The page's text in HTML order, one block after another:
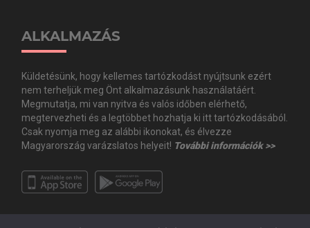
ALKALMAZÁS
Küldetésünk, hogy kellemes tartózkodást nyújtsunk ezért
nem terheljük meg Önt alkalmazásunk használatáért.
Megmutatja, mi van nyitva és valós időben elérhető,
megtervezheti és a legtöbbet hozhatja ki itt tartózkodásából.
Csak nyomja meg az alábbi ikonokat, és élvezze
Magyarország varázslatos helyeit! További információk >>